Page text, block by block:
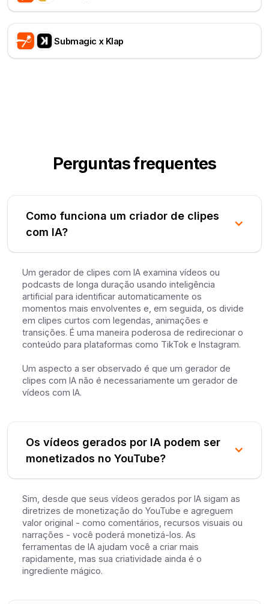
Submagic x Klap
Perguntas frequentes
Como funciona um criador de clipes
com IA?
Um gerador de clipes com IA examina vídeos ou
podcasts de longa duração usando inteligência
artificial para identificar automaticamente os
momentos mais envolventes e, em seguida, os divide
em clipes curtos com legendas, animações e
transições. É uma maneira poderosa de redirecionar o
conteúdo para plataformas como TikTok e Instagram.
Um aspecto a ser observado é que um gerador de
clipes com IA não é necessariamente um gerador de
vídeos com IA.
Os vídeos gerados por IA podem ser
monetizados no YouTube?
Sim, desde que seus vídeos gerados por IA sigam as
diretrizes de monetização do YouTube e agreguem
valor original - como comentários, recursos visuais ou
narrações - você poderá monetizá-los. As
ferramentas de IA ajudam você a criar mais
rapidamente, mas sua criatividade ainda é o
ingrediente mágico.